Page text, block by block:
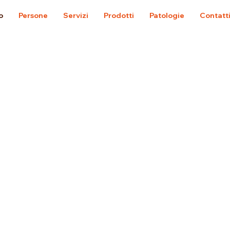
Persone Servizi Prodotti Patologie Contatti